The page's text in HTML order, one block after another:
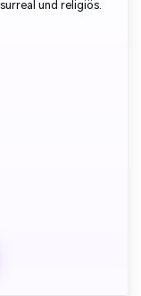
und religiös.